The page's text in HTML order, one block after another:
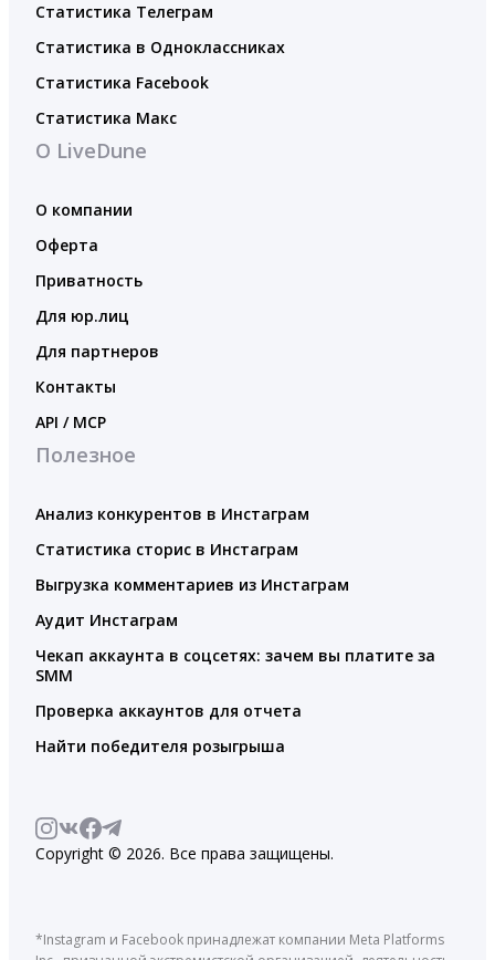
Статистика Телеграм
Статистика в Одноклассниках
Статистика Facebook
Статистика Макс
О LiveDune
О компании
Оферта
Приватность
Для юр.лиц
Для партнеров
Контакты
API / MCP
Полезное
Анализ конкурентов в Инстаграм
Статистика сторис в Инстаграм
Выгрузка комментариев из Инстаграм
Аудит Инстаграм
Чекап аккаунта в соцсетях: зачем вы платите за
SMM
Проверка аккаунтов для отчета
Найти победителя розыгрыша
Copyright © 2026. Все права защищены.
*Instagram и Facebook принадлежат компании Meta Platforms